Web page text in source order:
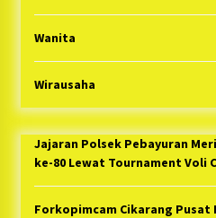
Wanita
Wirausaha
Jajaran Polsek Pebayuran
ke-80 Lewat Tournament Voli
Forkopimcam Cikarang Pusat